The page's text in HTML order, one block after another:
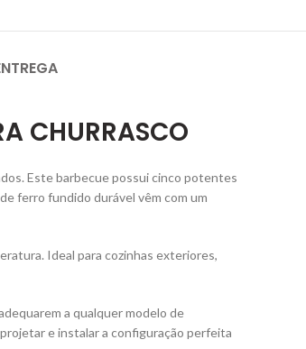
CHURRASCO
Este barbecue possui cinco potentes
ferro fundido durável vêm com um
Ideal para cozinhas exteriores,
a qualquer modelo de
e instalar a configuração perfeita